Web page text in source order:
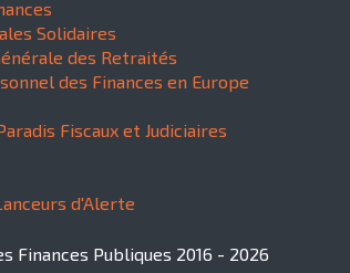
Solidaires
des Retraités
des Finances en Europe
Fiscaux et Judiciaires
d'Alerte
Finances Publiques 2016 - 2026